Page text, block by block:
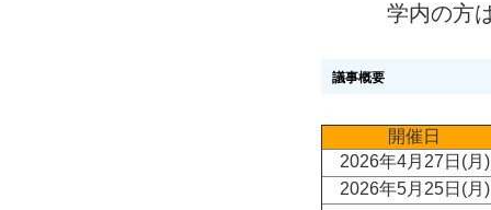
学内の方
議事概要
開催日
2026年4月27日(
2026年5月25日(